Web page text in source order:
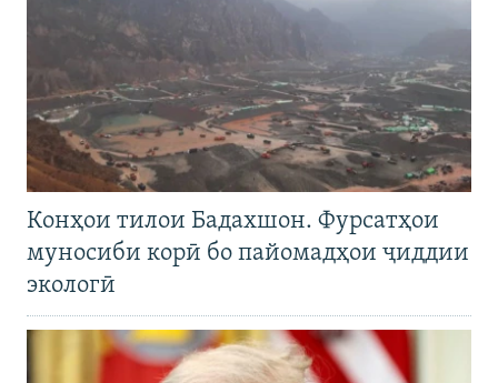
Конҳои тилои Бадахшон. Фурсатҳои
муносиби корӣ бо пайомадҳои ҷиддии
экологӣ